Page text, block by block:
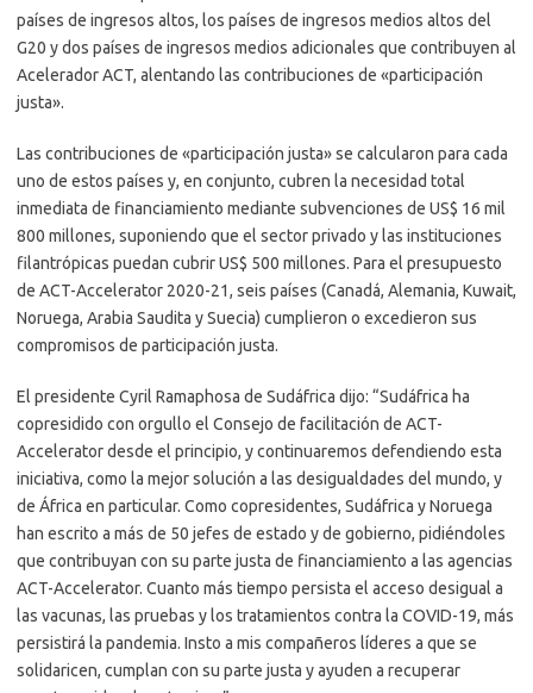
países de ingresos altos, los países de ingresos medios altos del
G20 y dos países de ingresos medios adicionales que contribuyen al
Acelerador ACT, alentando las contribuciones de «participación
justa».
Las contribuciones de «participación justa» se calcularon para cada
uno de estos países y, en conjunto, cubren la necesidad total
inmediata de financiamiento mediante subvenciones de US$ 16 mil
800 millones, suponiendo que el sector privado y las instituciones
filantrópicas puedan cubrir US$ 500 millones. Para el presupuesto
de ACT-Accelerator 2020-21, seis países (Canadá, Alemania, Kuwait,
Noruega, Arabia Saudita y Suecia) cumplieron o excedieron sus
compromisos de participación justa.
El presidente Cyril Ramaphosa de Sudáfrica dijo: “Sudáfrica ha
copresidido con orgullo el Consejo de facilitación de ACT-
Accelerator desde el principio, y continuaremos defendiendo esta
iniciativa, como la mejor solución a las desigualdades del mundo, y
de África en particular. Como copresidentes, Sudáfrica y Noruega
han escrito a más de 50 jefes de estado y de gobierno, pidiéndoles
que contribuyan con su parte justa de financiamiento a las agencias
ACT-Accelerator. Cuanto más tiempo persista el acceso desigual a
las vacunas, las pruebas y los tratamientos contra la COVID-19, más
persistirá la pandemia. Insto a mis compañeros líderes a que se
solidaricen, cumplan con su parte justa y ayuden a recuperar